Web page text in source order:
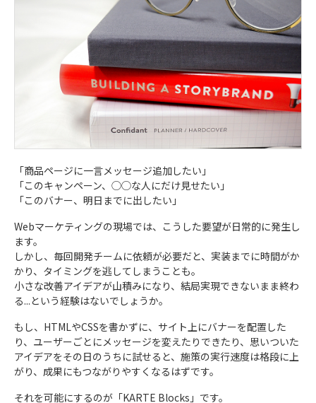
「商品ページに一言メッセージ追加したい」
「このキャンペーン、◯◯な人にだけ見せたい」
「このバナー、明日までに出したい」
Webマーケティングの現場では、こうした要望が日常的に発生し
ます。
しかし、毎回開発チームに依頼が必要だと、実装までに時間がか
かり、タイミングを逃してしまうことも。
小さな改善アイデアが山積みになり、結局実現できないまま終わ
る...という経験はないでしょうか。
もし、HTMLやCSSを書かずに、サイト上にバナーを配置した
り、ユーザーごとにメッセージを変えたりできたり、思いついた
アイデアをその日のうちに試せると、施策の実行速度は格段に上
がり、成果にもつながりやすくなるはずです。
それを可能にするのが「KARTE Blocks」です。